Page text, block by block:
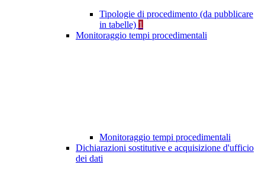
Tipologie di procedimento (da pubblicare
in tabelle) 1
Monitoraggio tempi procedimentali
Monitoraggio tempi procedimentali
Dichiarazioni sostitutive e acquisizione d'ufficio
dei dati